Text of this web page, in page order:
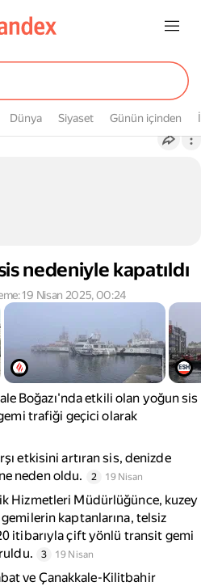
Dünya Siyaset Günün içinden
nedeniyle kapatıldı
19 Nisan 2025, 00:24
Boğazı'nda etkili olan yoğun sis
trafiği geçici olarak
etkisini artıran sis, denizde
neden oldu.
2 19 Nisan
Hizmetleri Müdürlüğünce, kuzey
kaptanlarına, telsiz
itibarıyla çift yönlü transit gemi
3 19 Nisan
ve Çanakkale-Kilitbahir